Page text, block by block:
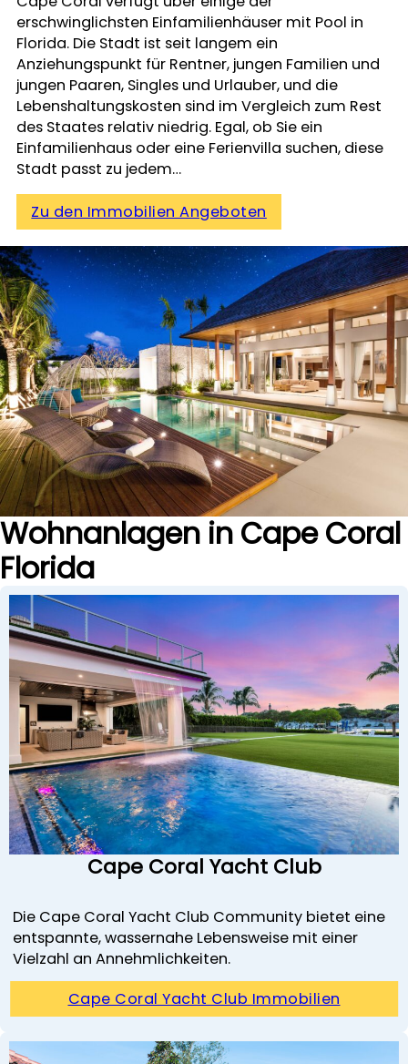
erschwinglichsten Einfamilienhäuser mit Pool in
Florida. Die Stadt ist seit langem ein
Anziehungspunkt für Rentner, jungen Familien und
jungen Paaren, Singles und Urlauber, und die
Lebenshaltungskosten sind im Vergleich zum Rest
des Staates relativ niedrig. Egal, ob Sie ein
Einfamilienhaus oder eine Ferienvilla suchen, diese
Stadt passt zu jedem…
Zu den Immobilien Angeboten
Wohnanlagen in Cape Coral
Florida
Cape Coral Yacht Club
Die Cape Coral Yacht Club Community bietet eine
entspannte, wassernahe Lebensweise mit einer
Vielzahl an Annehmlichkeiten.
Cape Coral Yacht Club Immobilien